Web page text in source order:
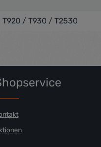
T920 / T930 / T2530